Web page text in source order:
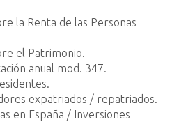
la Renta de las Personas
el Patrimonio.
anual mod. 347.
expatriados / repatriados.
en España / Inversiones